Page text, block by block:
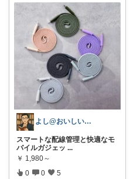
よし@おいしいもの大好き
スマートな配線管理と快適なモ
バイルガジェッ ...
￥ 1,980～
0 0 5